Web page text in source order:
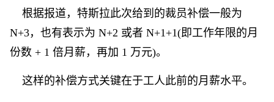
根据报道，特斯拉此次给到的裁员补偿一般为
N+3，也有表示为 N+2 或者 N+1+1(即工作年限的月
份数 + 1 倍月薪，再加 1 万元)。
这样的补偿方式关键在于工人此前的月薪水平。